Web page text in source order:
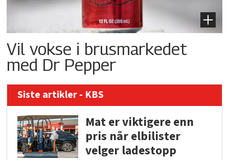
Vil vokse i brusmarkedet
med Dr Pepper
Siste artikler - KBS
Mat er viktigere enn
pris når elbilister
velger ladestopp